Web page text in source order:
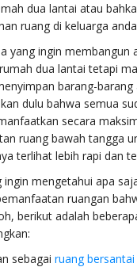
dua lantai atau
ruang di keluarga
yang ingin membangun
dua lantai tetapi
barang-barang
dulu bahwa semua
secara
ruang bawah tangga
terlihat lebih rapi dan
ingin mengetahui apa
ruangan
berikut adalah
sebagairuang